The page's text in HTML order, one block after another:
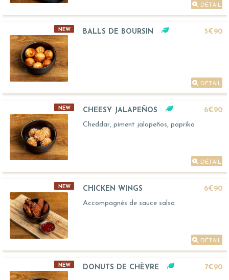
DÉTAIL
NEW BALLS DE BOURSIN 5€90
DÉTAIL
NEW CHEESY JALAPEÑOS
6€90
Cheddar, piment jalapeños, paprika
DÉTAIL
NEW CHICKEN WINGS
6€90
Accompagnés de sauce salsa
DÉTAIL
NEW DONUTS DE CHÈVRE 7€90